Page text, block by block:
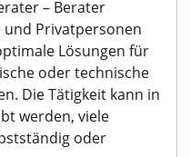
– Berater
Privatpersonen
Lösungen für
oder technische
Die Tätigkeit kann in
werden, viele
oder